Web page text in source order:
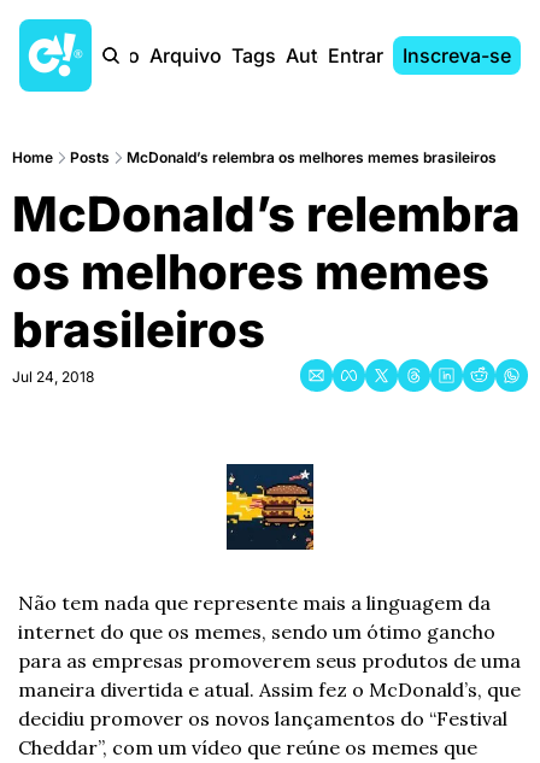
Início Arquivo Tags AutoresEntrar Inscreva-se
Home Posts McDonald’s relembra os melhores memes brasileiros
McDonald’s relembra
os melhores memes
brasileiros
Jul 24, 2018
Não tem nada que represente mais a linguagem da
internet do que os memes, sendo um ótimo gancho
para as empresas promoverem seus produtos de uma
maneira divertida e atual. Assim fez o McDonald’s, que
decidiu promover os novos lançamentos do “Festival
Cheddar”, com um vídeo que reúne os memes que